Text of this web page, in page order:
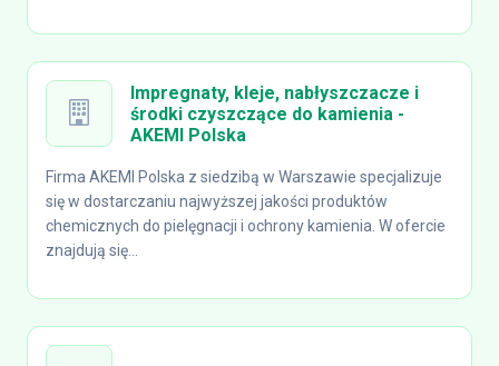
Impregnaty, kleje, nabłyszczacze i
środki czyszczące do kamienia -
AKEMI Polska
Firma AKEMI Polska z siedzibą w Warszawie specjalizuje
się w dostarczaniu najwyższej jakości produktów
chemicznych do pielęgnacji i ochrony kamienia. W ofercie
znajdują się...